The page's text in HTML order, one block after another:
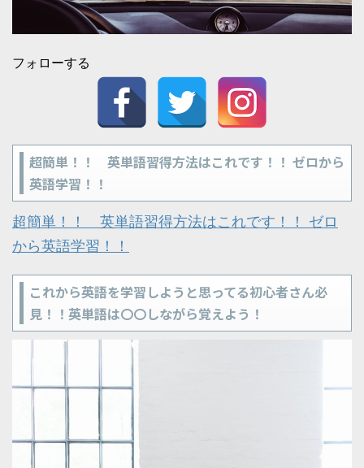
フォローする
超簡単！！ 英単語習得方法はこれです！！ ゼロから
英語学習！！
超簡単！！ 英単語習得方法はこれです！！ ゼロ
から英語学習！！
これから英語を学習しようと思ってる初心者さん必
見！！英単語は〇〇しながら覚えよう！